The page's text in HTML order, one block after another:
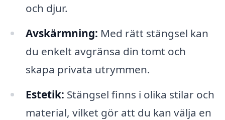
och djur.
Avskärmning: Med rätt stängsel kan
du enkelt avgränsa din tomt och
skapa privata utrymmen.
Estetik: Stängsel finns i olika stilar och
material, vilket gör att du kan välja en